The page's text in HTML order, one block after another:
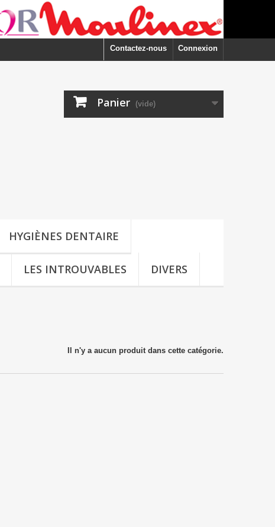
Connexion
Contactez-nous
Panier (vide)
HYGIÈNES DENTAIRE
LES INTROUVABLES DIVERS
Il n'y a aucun produit dans cette catégorie.